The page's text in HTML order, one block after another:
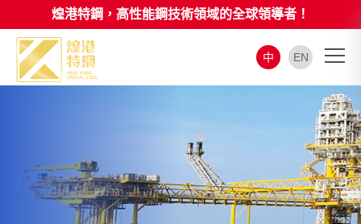
煌港特鋼，高性能鋼技術領域的全球領導者！
中 EN